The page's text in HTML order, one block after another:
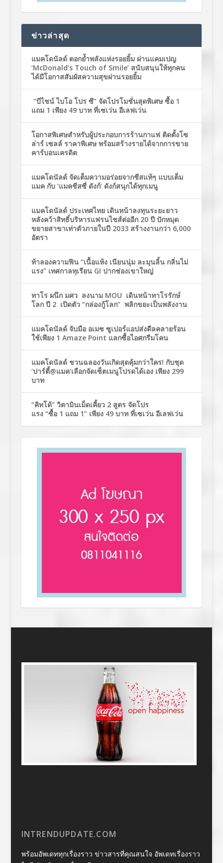
ข่าวล่าสุด
แมคโดนัลด์ ตอกย้ำพลังแห่งรอยยิ้ม ผ่านแคมเปญ
‘McDonald’s Touch of Smile’ สนับสนุนให้ทุกคน
ได้มีโอกาสสัมผัสความสุขผ่านรอยยิ้ม
“บีไชน์ ไบโอ โปร ซี” จัดโปรโมชั่นสุดพิเศษ ซื้อ 1
แถม 1 เพียง 49 บาท ที่เซเว่น อีเลฟเว่น
โอกาสพิเศษสำหรับผู้ประกอบการร้านกาแฟ ติดตั้งโซ
ล่าร์ เซลล์ ราคาพิเศษ พร้อมสร้างรายได้จากการขาย
คาร์บอนเครดิต
แมคโดนัลด์ จัดเต็มความอร่อยจากชีสแท้ๆ แบบเต็ม
แมค กับ ‘แมคชีสซี่ ดังก์’ ดังก์สนุกได้ทุกเมนู
แมคโดนัลด์ ประเทศไทย เดินหน้าลงทุนระยะยาว
หลังคว้าสิทธิ์บริหารแฟรนไชส์ต่ออีก 20 ปี ปักหมุด
ขยายสาขาเท่าตัวภายในปี 2033 สร้างงานกว่า 6,000
อัตรา
ท้าลองความฟิน “เนื้อแห้ง เนียนนุ่ม ละมุนลิ้น กลิ่นไม่
แรง” เทศกาลทุเรียน GI ปากช่องเขาใหญ่
ทาโร ผนึก มศว ลงนาม MOU เดินหน้าทาโรรักษ์
โลก ปี 2 เปิดตัว “กล่องกู้โลก” พลิกขยะเป็นพลังงาน
แมคโดนัลด์ จับมือ อเมซ ซูเปอร์แอปส่งดีลคลายร้อน
ใช้เพียง 1 Amaze Point แลกซื้อไอศกรีมโคน
แมคโดนัลด์ ชวนฉลองวันเกิดสุดคุ้มกว่าใคร! กับชุด
‘ปาร์ตี้@แมค’เลือกจัดเซ็ตเมนูโปรดได้เอง เพียง 299
บาท
“คิทโด้” วิตามินเม็ดเคี้ยว 2 สูตร จัดโปร
แรง “ซื้อ 1 แถม 1” เพียง 49 บาท ที่เซเว่น อีเลฟเว่น
INTRENDUPDATE.COM
พร้อมอัพเดททุกเรื่องราว ข่าวสารที่คุณสนใจ อัพเดทเรื่องราว